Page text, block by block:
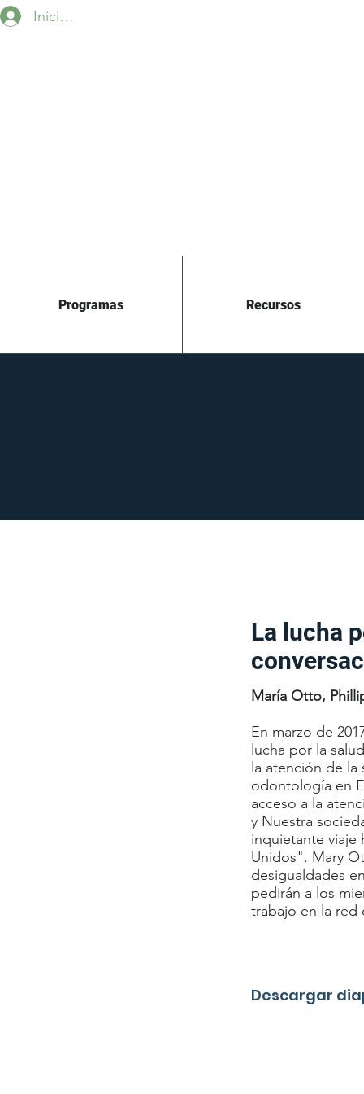
Iniciar sesión
Programas Recursos
María Otto,
En marzo de
lucha por la
la atención de la
odontología en
acceso a la
y Nuestra
inquietante viaje
Unidos". Mary
desigualdades
pedirán a los
trabajo en la red
La lucha
Descargar